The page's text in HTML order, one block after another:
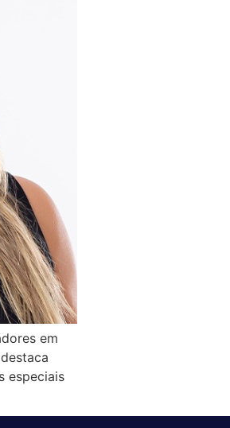
em
especiais